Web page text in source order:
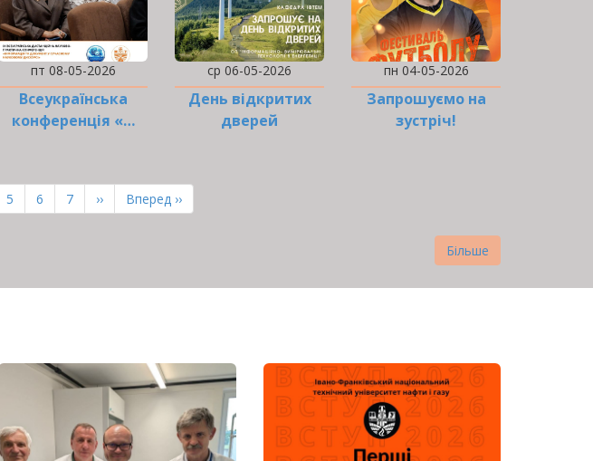
пт 08-05-2026
Всеукраїнська
конференція «…
ср 06-05-2026
День відкритих
дверей
пн 04-05-2026
Запрошуємо на
зустріч!
Page
5 Page
6 Page
7
Наступна
сторінка
››
Остання
сторінка
Вперед ››
Більше